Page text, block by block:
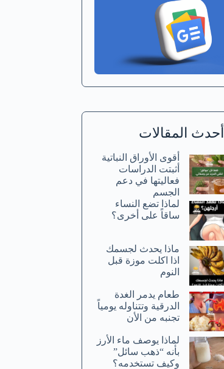
أحدث المقالات
أقوى الأوراق النباتية
أثبتت الدراسات
فعاليتها في دعم
الجسم
لماذا تضع النساء
ساقاً على أخرى؟
ماذا يحدث لجسمك
اذا اكلت موزة قبل
النوم
طعام يدمر الغدة
الدرقية وتتناوله يومياً
تجنبه من الأن
لماذا يوصف ماء الأرز
بأنه “ذهب سائل”
وكيف تستخدمه؟